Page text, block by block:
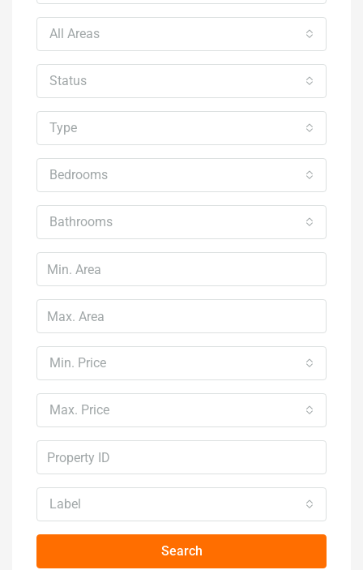
All Areas
Status
Type
Bedrooms
Bathrooms
Min. Price
Max. Price
Label
Search